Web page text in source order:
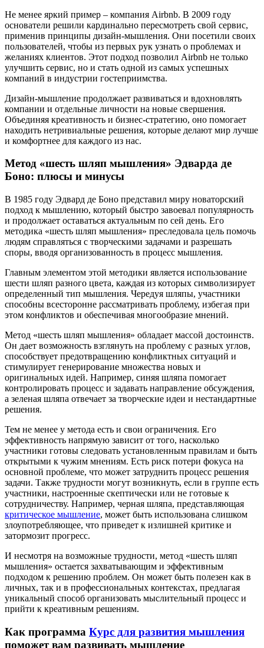
Не менее яркий пример – компания Airbnb. В 2009 году
основатели решили кардинально пересмотреть свой сервис,
применив принципы дизайн-мышления. Они посетили своих
пользователей, чтобы из первых рук узнать о проблемах и
желаниях клиентов. Этот подход позволил Airbnb не только
улучшить сервис, но и стать одной из самых успешных
компаний в индустрии гостеприимства.
Дизайн-мышление продолжает развиваться и вдохновлять
компании и отдельные личности на новые свершения.
Объединяя креативность и бизнес-стратегию, оно помогает
находить нетривиальные решения, которые делают мир лучше
и комфортнее для каждого из нас.
Метод «шесть шляп мышления» Эдварда де
Боно: плюсы и минусы
В 1985 году Эдвард де Боно представил миру новаторский
подход к мышлению, который быстро завоевал популярность
и продолжает оставаться актуальным по сей день. Его
методика «шесть шляп мышления» преследовала цель помочь
людям справляться с творческими задачами и разрешать
споры, вводя организованность в процесс мышления.
Главным элементом этой методики является использование
шести шляп разного цвета, каждая из которых символизирует
определенный тип мышления. Чередуя шляпы, участники
способны всесторонне рассматривать проблему, избегая при
этом конфликтов и обеспечивая многообразие мнений.
Метод «шесть шляп мышления» обладает массой достоинств.
Он дает возможность взглянуть на проблему с разных углов,
способствует предотвращению конфликтных ситуаций и
стимулирует генерирование множества новых и
оригинальных идей. Например, синяя шляпа помогает
контролировать процесс и задавать направление обсуждения,
а зеленая шляпа отвечает за творческие идеи и нестандартные
решения.
Тем не менее у метода есть и свои ограничения. Его
эффективность напрямую зависит от того, насколько
участники готовы следовать установленным правилам и быть
открытыми к чужим мнениям. Есть риск потери фокуса на
основной проблеме, что может затруднить процесс решения
задачи. Также трудности могут возникнуть, если в группе есть
участники, настроенные скептически или не готовые к
сотрудничеству. Например, черная шляпа, представляющая
критическое мышление, может быть использована слишком
злоупотребляющее, что приведет к излишней критике и
затормозит прогресс.
И несмотря на возможные трудности, метод «шесть шляп
мышления» остается захватывающим и эффективным
подходом к решению проблем. Он может быть полезен как в
личных, так и в профессиональных контекстах, предлагая
уникальный способ организовать мыслительный процесс и
прийти к креативным решениям.
Как программа Курс для развития мышления
поможет вам развивать мышление